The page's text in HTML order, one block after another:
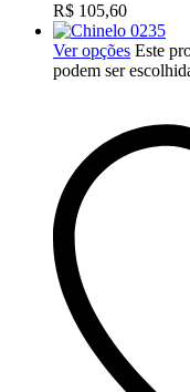
R$ 105,60
Ver opções Este
podem ser